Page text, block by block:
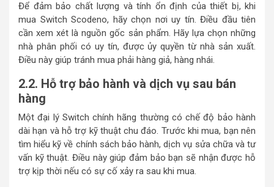
Để đảm bảo chất lượng và tính ổn định của thiết bị, khi
mua Switch Scodeno, hãy chọn nơi uy tín. Điều đầu tiên
cần xem xét là nguồn gốc sản phẩm. Hãy lựa chọn những
nhà phân phối có uy tín, được ủy quyền từ nhà sản xuất.
Điều này giúp tránh mua phải hàng giả, hàng nhái.
2.2. Hỗ trợ bảo hành và dịch vụ sau bán
hàng
Một đại lý Switch chính hãng thường có chế độ bảo hành
dài hạn và hỗ trợ kỹ thuật chu đáo. Trước khi mua, bạn nên
tìm hiểu kỹ về chính sách bảo hành, dịch vụ sửa chữa và tư
vấn kỹ thuật. Điều này giúp đảm bảo bạn sẽ nhận được hỗ
trợ kịp thời nếu có sự cố xảy ra sau khi mua.